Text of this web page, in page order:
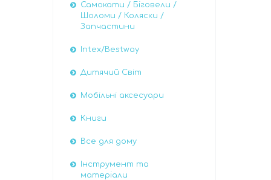
Самокати / Біговели /
Шоломи / Коляски /
Запчастини
Intex/Bestway
Дитячий Світ
Мобільні аксесуари
Книги
Все для дому
Інструмент та
матеріали